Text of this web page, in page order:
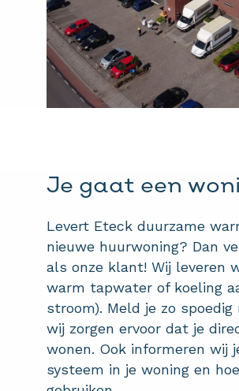
Je gaat een
Levert Eteck duurzame
nieuwe huurwoning? Dan
als onze klant! Wij leveren
warm tapwater of koeling
stroom). Meld je zo
wij zorgen ervoor dat je
wonen. Ook informeren wij
systeem in je woning en